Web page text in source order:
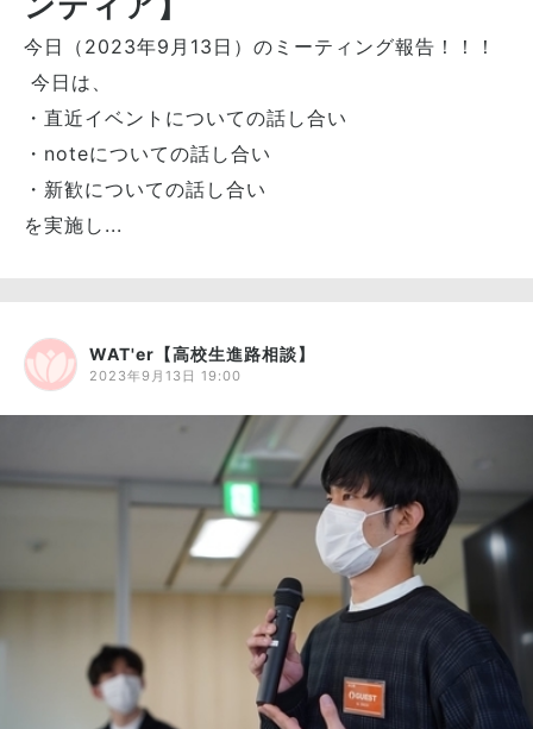
今日（2023年9月13日）のミーティング報告！！！
今日は、
・直近イベントについての話し合い
・noteについての話し合い
・新歓についての話し合い
を実施し...
WAT'er【高校生進路相談】
2023年9月13日 19:00